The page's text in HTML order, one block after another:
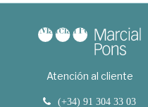
Atención al cliente
(+34) 91 304 33 03